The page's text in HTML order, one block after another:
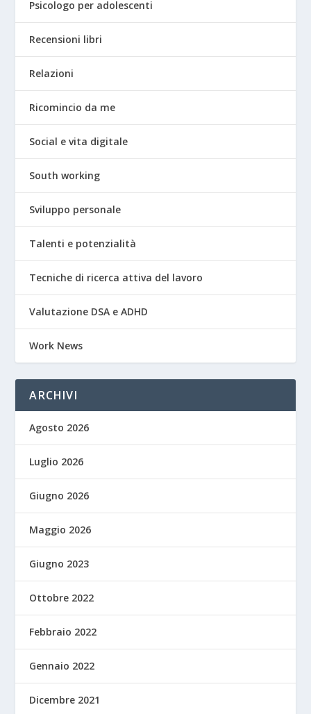
Psicologo per adolescenti
Recensioni libri
Relazioni
Ricomincio da me
Social e vita digitale
South working
Sviluppo personale
Talenti e potenzialità
Tecniche di ricerca attiva del lavoro
Valutazione DSA e ADHD
Work News
ARCHIVI
Agosto 2026
Luglio 2026
Giugno 2026
Maggio 2026
Giugno 2023
Ottobre 2022
Febbraio 2022
Gennaio 2022
Dicembre 2021